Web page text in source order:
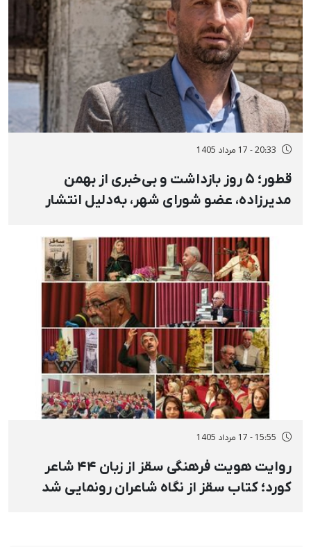
20:33 - 17 مرداد 1405
قطور؛ ۵ روز بازداشت و بی‌خبری از بهمن
مدیرزاده، عضو شورای شهر، به‌دلیل انتشار
15:55 - 17 مرداد 1405
روایت هویت فرهنگی سقز از زبان ۴۴ شاعر
کورد؛ کتاب سقز از نگاه شاعران رونمایی شد